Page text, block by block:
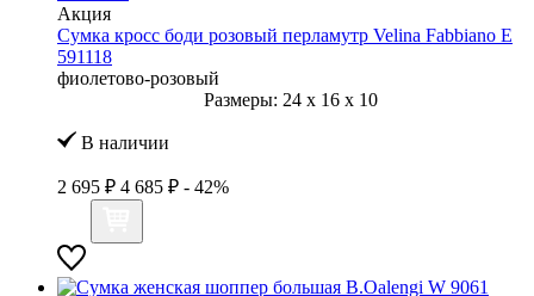
Акция
Сумка кросс боди розовый перламутр Velina Fabbiano E
591118
фиолетово-розовый
Размеры: 24 x 16 x 10
В наличии
2 695 ₽ 4 685 ₽ - 42%